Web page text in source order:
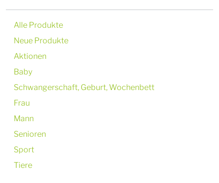
Alle Produkte
Neue Produkte
Aktionen
Baby
Schwangerschaft, Geburt, Wochenbett
Frau
Mann
Senioren
Sport
Tiere